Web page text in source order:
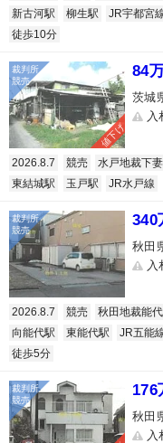
新古河駅
柳生駅 JR宇都宮
徒歩10分
値下げ
84
茨城
入
2026.8.7 競売 水戸地裁下
東結城駅
玉戸駅 JR水戸線
340
秋田
入
2026.8.7 競売 秋田地裁能
向能代駅
東能代駅 JR五能
徒歩5分
176
秋田
入